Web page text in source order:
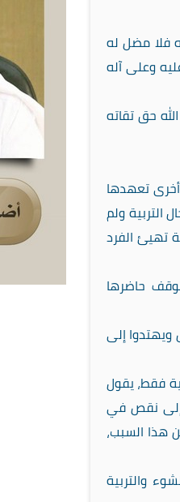
فلا مضل له
وعلى آله
حق تقاته
تعهدها
التربية ولم
تهيئ الفرد
حاضرها
ويهتدوا إلى
فقط، يقول
إلى نقص في
هذا السبب،
والتربية